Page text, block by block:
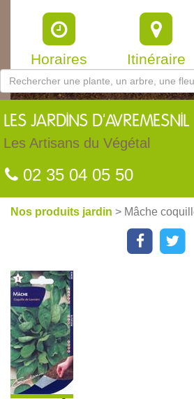
Horaires Itinéraire
LES JARDINS D'AVREMESNIL
Les Artisans du Végétal
02 35 04 05 50
Nos produits jardin > Mâche